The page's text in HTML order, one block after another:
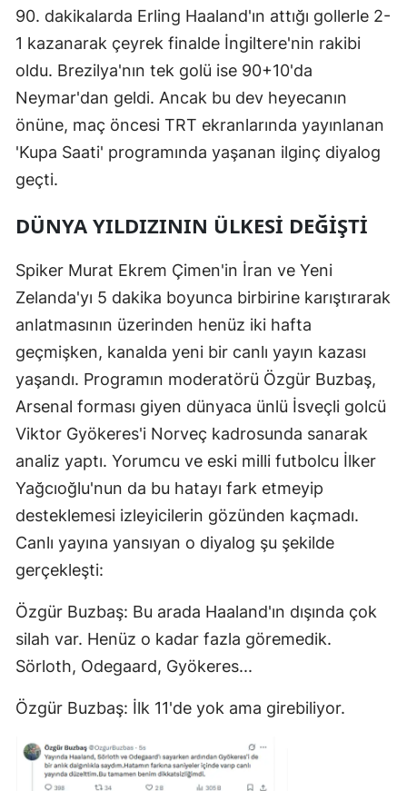
90. dakikalarda Erling Haaland'ın attığı gollerle 2-
1 kazanarak çeyrek finalde İngiltere'nin rakibi
oldu. Brezilya'nın tek golü ise 90+10'da
Neymar'dan geldi. Ancak bu dev heyecanın
önüne, maç öncesi TRT ekranlarında yayınlanan
'Kupa Saati' programında yaşanan ilginç diyalog
geçti.
DÜNYA YILDIZININ ÜLKESİ DEĞİŞTİ
Spiker Murat Ekrem Çimen'in İran ve Yeni
Zelanda'yı 5 dakika boyunca birbirine karıştırarak
anlatmasının üzerinden henüz iki hafta
geçmişken, kanalda yeni bir canlı yayın kazası
yaşandı. Programın moderatörü Özgür Buzbaş,
Arsenal forması giyen dünyaca ünlü İsveçli golcü
Viktor Gyökeres'i Norveç kadrosunda sanarak
analiz yaptı. Yorumcu ve eski milli futbolcu İlker
Yağcıoğlu'nun da bu hatayı fark etmeyip
desteklemesi izleyicilerin gözünden kaçmadı.
Canlı yayına yansıyan o diyalog şu şekilde
gerçekleşti:
Özgür Buzbaş: Bu arada Haaland'ın dışında çok
silah var. Henüz o kadar fazla göremedik.
Sörloth, Odegaard, Gyökeres...
Özgür Buzbaş: İlk 11'de yok ama girebiliyor.